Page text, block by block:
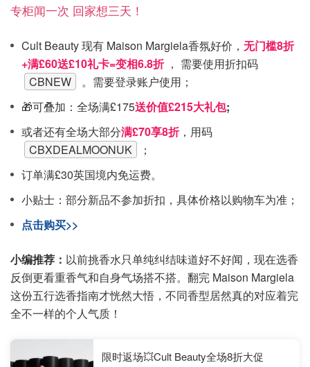
专柜闻一次 回家想三天！
Cult Beauty 现有 Maison Margiela香氛好价， 无门槛8折
+满£60送£10礼卡=变相6.8折 ， 需要使用折扣码
CBNEW
。需要登录账户使用；
🎁可叠加：全场满£175送价值£215大礼包;
或者还有全场大部分满£70享8折，用码
CBXDEALMOONUK
；
订单满£30英国境内免运费。
小贴士：部分新品不参加折扣，具体价格以购物车为准；
点击购买>>
小编推荐： 以前挑香水只单纯纠结味道好不好闻，现在选香
反倒更看重香气和自身气场搭不搭。翻完 Maison Margiela
这份五行选香指南才恍然大悟，不同香型居然真的对应着完
全不一样的个人气质！
限时返场💥Cult Beauty全场8折大促